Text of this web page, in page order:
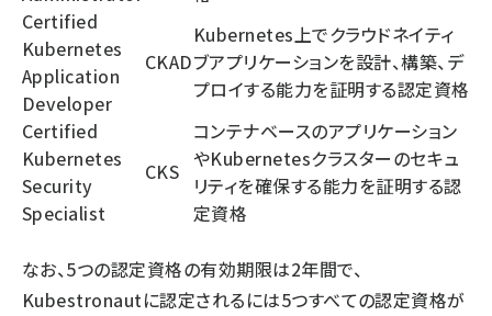
Certified
Kubernetes
Application
Developer
CKAD
Kubernetes上でクラウドネイティ
ブアプリケーションを設計、構築、デ
プロイする能力を証明する認定資格
Certified
Kubernetes
Security
Specialist
CKS
コンテナベースのアプリケーション
やKubernetesクラスターのセキュ
リティを確保する能力を証明する認
定資格
なお、5つの認定資格の有効期限は2年間で、
Kubestronautに認定されるには5つすべての認定資格が